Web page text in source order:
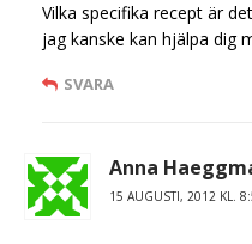
Vilka specifika recept är
jag kanske kan hjälpa dig
SVARA
Anna
15 AUGUSTI, 2012 KL.